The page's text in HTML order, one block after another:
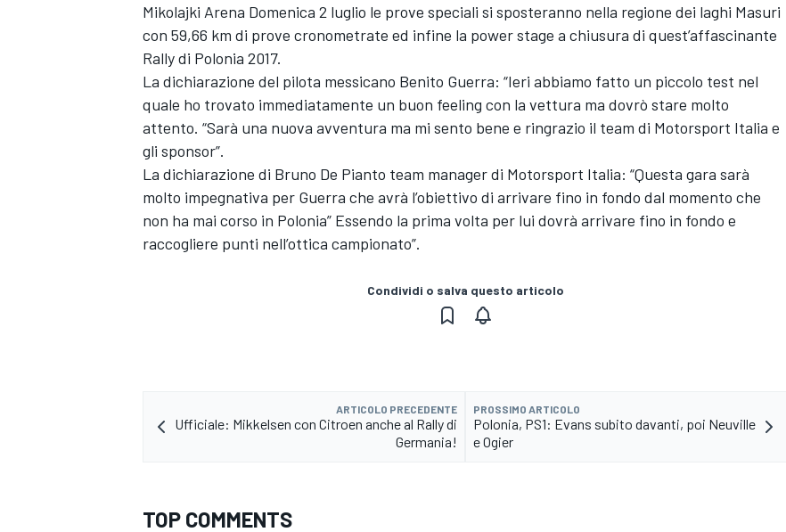
Mikolajki Arena Domenica 2 luglio le prove speciali si sposteranno nella regione dei laghi Masuri
con 59,66 km di prove cronometrate ed infine la power stage a chiusura di quest’affascinante
Rally di Polonia 2017.
La dichiarazione del pilota messicano Benito Guerra: “Ieri abbiamo fatto un piccolo test nel
quale ho trovato immediatamente un buon feeling con la vettura ma dovrò stare molto
attento. “Sarà una nuova avventura ma mi sento bene e ringrazio il team di Motorsport Italia e
gli sponsor”.
La dichiarazione di Bruno De Pianto team manager di Motorsport Italia: “Questa gara sarà
molto impegnativa per Guerra che avrà l’obiettivo di arrivare fino in fondo dal momento che
non ha mai corso in Polonia” Essendo la prima volta per lui dovrà arrivare fino in fondo e
raccogliere punti nell’ottica campionato”.
Condividi o salva questo articolo
ARTICOLO PRECEDENTE
Ufficiale: Mikkelsen con Citroen anche al Rally di
Germania!
PROSSIMO ARTICOLO
Polonia, PS1: Evans subito davanti, poi Neuville
e Ogier
TOP COMMENTS